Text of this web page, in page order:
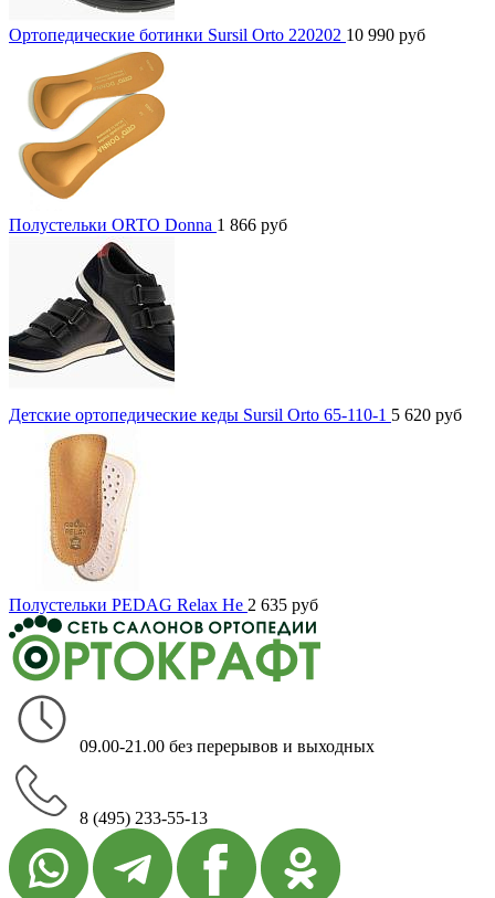
Ортопедические ботинки Sursil Orto 220202 10 990 руб
Полустельки ORTO Donna 1 866 руб
Детские ортопедические кеды Sursil Orto 65-110-1 5 620 руб
Полустельки PEDAG Relax He 2 635 руб
09.00-21.00 без перерывов и выходных
8 (495) 233-55-13